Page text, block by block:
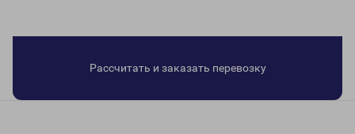
Рассчитать и заказать перевозку